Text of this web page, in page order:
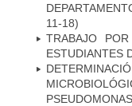
11-18)
TRABAJO
ESTUDIANTES